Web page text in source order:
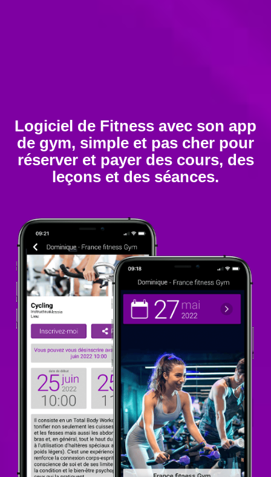
Logiciel de Fitness avec son app
de gym, simple et pas cher pour
réserver et payer des cours, des
leçons et des séances.